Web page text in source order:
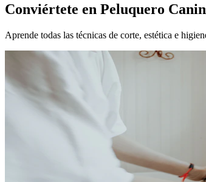
Conviértete en Peluquero
Aprende todas las técnicas de corte, estética e